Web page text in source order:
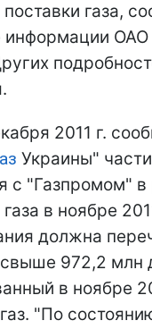
газа,
информации ОАО
2011 г.
Украины"
с "Газпромом" в
в ноябре
должна
972,2 млн
в ноябре
"По